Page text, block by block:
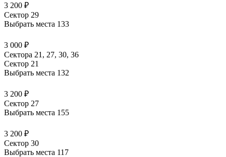
3 200 ₽
Сектор 29
Выбрать места 133
3 000 ₽
Сектора 21, 27, 30, 36
Сектор 21
Выбрать места 132
3 200 ₽
Сектор 27
Выбрать места 155
3 200 ₽
Сектор 30
Выбрать места 117